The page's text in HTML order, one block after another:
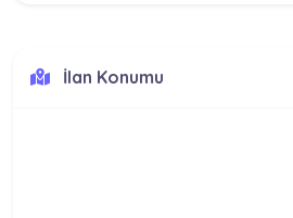
İlan Konumu